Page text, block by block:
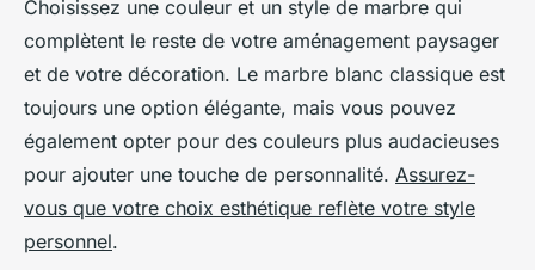
Choisissez une couleur et un style de marbre qui
complètent le reste de votre aménagement paysager
et de votre décoration. Le marbre blanc classique est
toujours une option élégante, mais vous pouvez
également opter pour des couleurs plus audacieuses
pour ajouter une touche de personnalité. Assurez-
vous que votre choix esthétique reflète votre style
personnel.